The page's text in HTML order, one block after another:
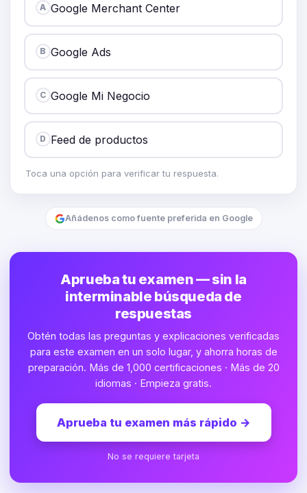
A Google Merchant Center
B Google Ads
C Google Mi Negocio
D Feed de productos
Toca una opción para verificar tu respuesta.
Añádenos como fuente preferida en Google
Aprueba tu examen — sin la
interminable búsqueda de
respuestas
Obtén todas las preguntas y explicaciones verificadas
para este examen en un solo lugar, y ahorra horas de
preparación. Más de 1,000 certificaciones · Más de 20
idiomas · Empieza gratis.
Aprueba tu examen más rápido →
No se requiere tarjeta